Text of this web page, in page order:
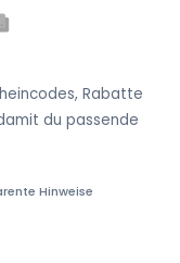
Rabatte
du passende
Hinweise